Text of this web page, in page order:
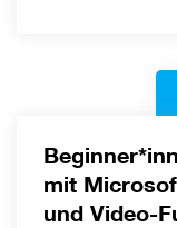
mit
und Video-